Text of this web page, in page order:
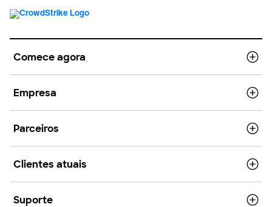
Comece agora
Empresa
Parceiros
Clientes atuais
Suporte